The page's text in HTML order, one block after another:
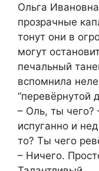
Ольга
прозрачные
тонут они в
могут
печальный
вспомнила
“перевёрнутой
– Оль, ты чего?
испуганно и
то? Ты чего
– Ничего.